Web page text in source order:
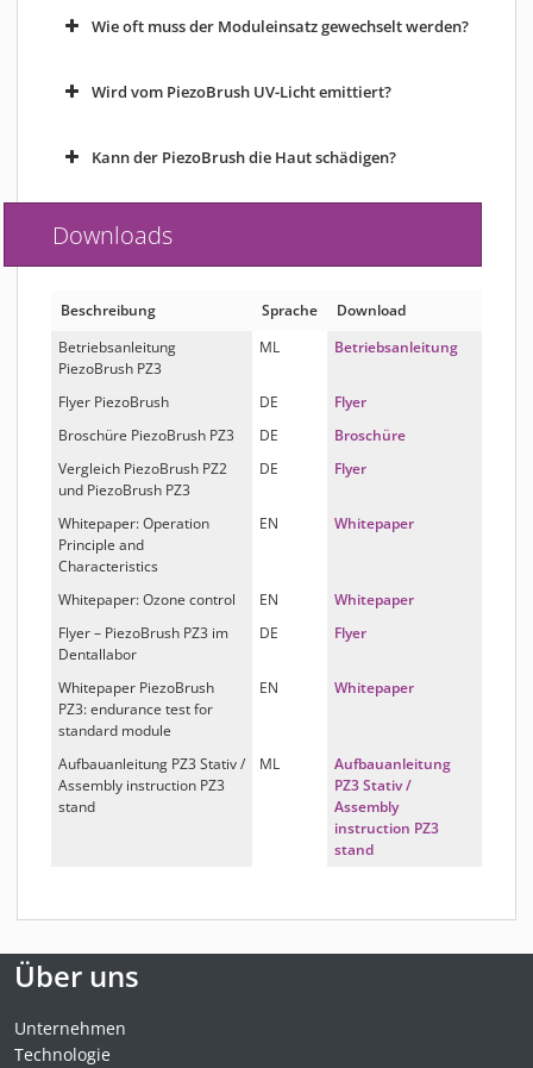
Wie oft muss der Moduleinsatz gewechselt werden?
Wird vom PiezoBrush UV-Licht emittiert?
Kann der PiezoBrush die Haut schädigen?
Downloads
Beschreibung Sprache Download
Betriebsanleitung
PiezoBrush PZ3
ML Betriebsanleitung
Flyer PiezoBrush DE
Flyer
Broschüre PiezoBrush PZ3
DE
Broschüre
Vergleich PiezoBrush PZ2
und PiezoBrush PZ3
DE Flyer
Whitepaper: Operation
Principle and
Characteristics
EN Whitepaper
Whitepaper: Ozone control EN
Whitepaper
Flyer – PiezoBrush PZ3 im
Dentallabor
DE Flyer
Whitepaper PiezoBrush
PZ3: endurance test for
standard module
EN Whitepaper
Aufbauanleitung PZ3 Stativ /
Assembly instruction PZ3
stand
ML
Aufbauanleitung
PZ3 Stativ /
Assembly
instruction PZ3
stand
Über uns
Unternehmen
Technologie